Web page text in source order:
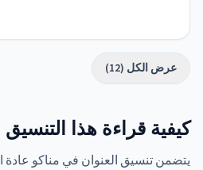
عرض الكل (12)
كيفية قراءة هذا التنسيق
يتضمن تنسيق العنوان في مناكو